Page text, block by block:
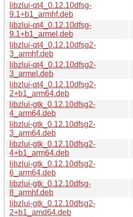
libzlui-qt4_0.12.10dfsg-
9.1+b1_armhf.deb
libzlui-qt4_0.12.10dfsg-
9.1+b1_armel.deb
libzlui-qt4_0.12.10dfsg2-
3_armhf.deb
libzlui-qt4_0.12.10dfsg2-
3_armel.deb
libzlui-qt4_0.12.10dfsg2-
2+b1_arm64.deb
libzlui-gtk_0.12.10dfsg2-
4_arm64.deb
libzlui-gtk_0.12.10dfsg2-
3_arm64.deb
libzlui-gtk_0.12.10dfsg2-
4+b1_arm64.deb
libzlui-gtk_0.12.10dfsg2-
6_arm64.deb
libzlui-gtk_0.12.10dfsg-
8_armhf.deb
libzlui-gtk_0.12.10dfsg2-
2+b1_amd64.deb